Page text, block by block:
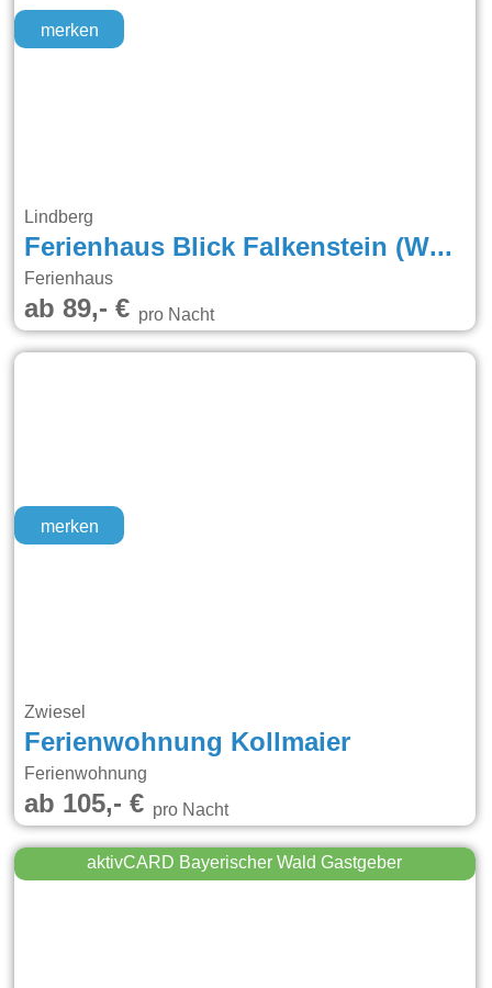
merken
Lindberg
Ferienhaus Blick Falkenstein (Weidensteiner)
Ferienhaus
ab 89,- €pro Nacht
merken
Zwiesel
Ferienwohnung Kollmaier
Ferienwohnung
ab 105,- €pro Nacht
aktivCARD Bayerischer Wald Gastgeber